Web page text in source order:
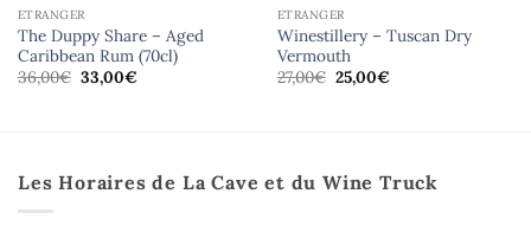
ETRANGER
The Duppy Share – Aged
Caribbean Rum (70cl)
36,00€ Le
prix
33,00€Le
ETRANGER
Winestillery – Tuscan Dry
Vermouth
27,00€ Le
prix
25,00€Le
Les Horaires de La Cave et du Wine Truck